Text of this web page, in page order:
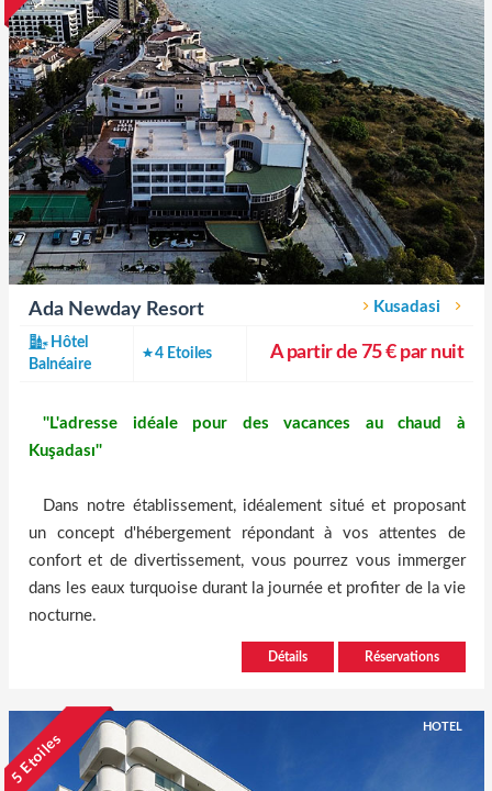
Ada Newday Resort Kusadasi
Hôtel
Balnéaire
4 Etoiles A partir de 75 € par nuit
''L'adresse idéale pour des vacances au chaud à
Kuşadası''
Dans notre établissement, idéalement situé et proposant
un concept d'hébergement répondant à vos attentes de
confort et de divertissement, vous pourrez vous immerger
dans les eaux turquoise durant la journée et profiter de la vie
nocturne.
Détails Réservations
HOTEL
5 Etoiles